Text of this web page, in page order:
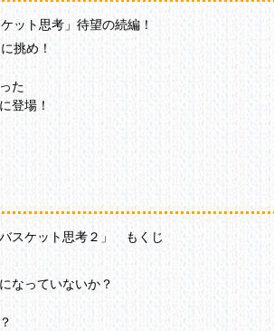
ット思考」待望の続編！
挑め！
た
登場！
バスケット思考２」 もくじ
なっていないか？